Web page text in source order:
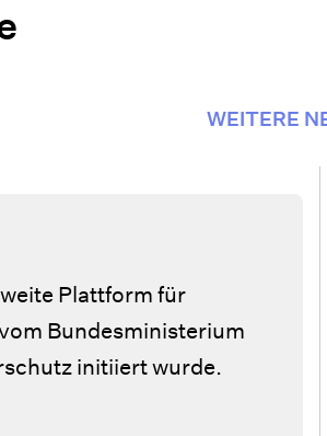
WEITERE
Plattform für
Bundesministerium
initiiert wurde.